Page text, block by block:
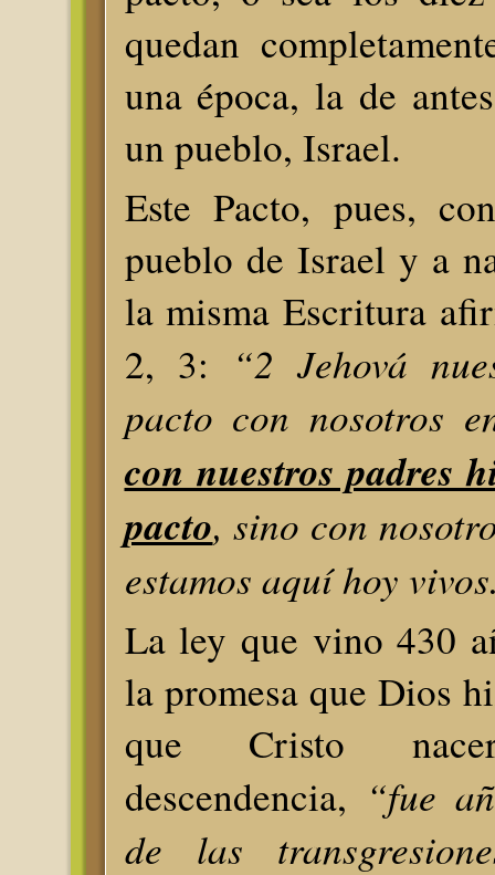
quedan
una época, la de
un pueblo, Israel.
Este Pacto, pues,
pueblo de Israel y a
la misma Escritura
2, 3:
“2 Jehová
pacto con nosotros
con nuestros padres
pacto, sino con
estamos aquí hoy
La ley que vino 430
la promesa que Dios
que Cristo
descendencia, “fue
de las